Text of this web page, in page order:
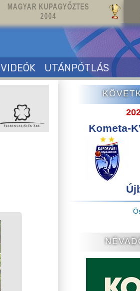
MAGYAR KUPAGYŐZTES
2004
VIDEÓK UTÁNPÓTLÁS
Kometa-